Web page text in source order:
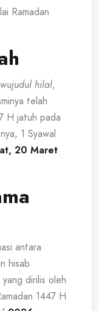
Ramadan
hilal,
telah
H jatuh pada
1 Syawal
20 Maret
antara
hisab
dirilis oleh
1447 H